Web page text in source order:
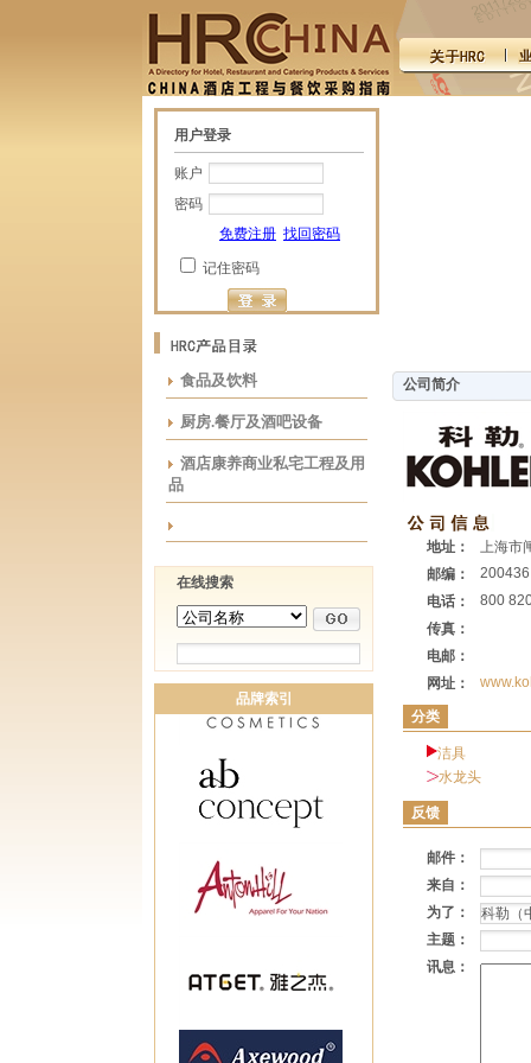
用户登录
账户
密码
免费注册 找回密码
记住密码
食品及饮料
厨房.餐厅及酒吧设备
酒店康养商业私宅工程及用
品
在线搜索
品牌索引
公司简介
地址：
上海市
邮编：
200436
电话：
800
传真：
电邮：
网址：
分类
洁具
水龙头
反馈
邮件：
来自：
为了：
主题：
讯息：